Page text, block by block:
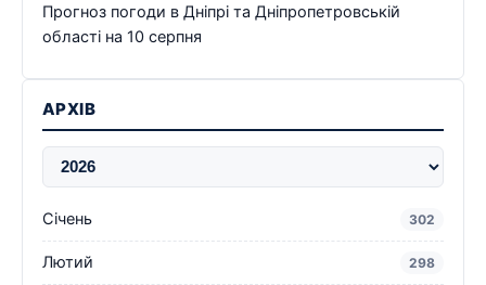
Прогноз погоди в Дніпрі та Дніпропетровській
області на 10 серпня
АРХІВ
Січень 302
Лютий 298